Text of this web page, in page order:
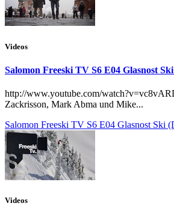
Videos
Salomon Freeski TV S6 E04 Glasnost
http://www.youtube.com/
Zackrisson, Mark Abma und Mike...
Salomon Freeski TV S6 E04 Glasnost
Videos